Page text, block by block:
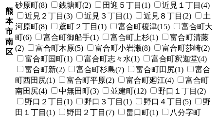
熊
本
市
南
区
砂原町(8)
銭塘町(2) 田迎５丁目(1)
近見１丁目(4)
近見２丁目(3)
近見３丁目(1) 近見８丁目(2)
土
河原町(8)
鳶町２丁目(1) 富合町榎津(15)
富合町大
町(6)
富合町御船手(1) 富合町上杉(1)
富合町清藤
(2)
富合町木原(5) 富合町小岩瀬(8)
富合町莎崎(2)
富合町国町(1)
富合町志々水(1)
富合町釈迦堂(4)
富合町新(2)
富合町杉島(7) 富合町田尻(1)
富合
町西田尻(1)
富合町平原(2) 富合町廻江(4)
富合町
南田尻(4)
中無田町(3) 並建町(12)
野口１丁目(2)
野口２丁目(1)
野口３丁目(1) 野口４丁目(5)
野
田１丁目(1)
野田２丁目(7) 畠口町(1)
八分字町